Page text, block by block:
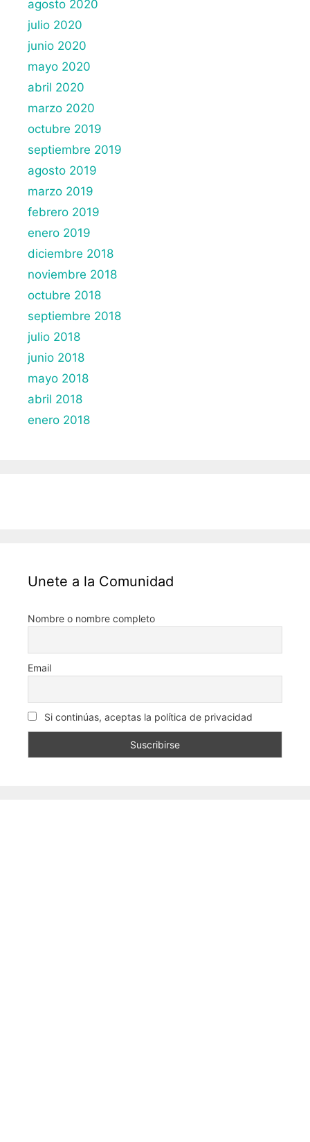
agosto 2020
julio 2020
junio 2020
mayo 2020
abril 2020
marzo 2020
octubre 2019
septiembre 2019
agosto 2019
marzo 2019
febrero 2019
enero 2019
diciembre 2018
noviembre 2018
octubre 2018
septiembre 2018
julio 2018
junio 2018
mayo 2018
abril 2018
enero 2018
Unete a la Comunidad
Nombre o nombre completo
Email
Si continúas, aceptas la política de privacidad